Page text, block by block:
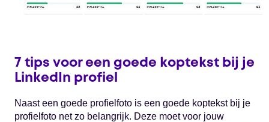
7 tips voor een goede koptekst bij je
LinkedIn profiel
Naast een goede profielfoto is een goede koptekst bij je
profielfoto net zo belangrijk. Deze moet voor jouw